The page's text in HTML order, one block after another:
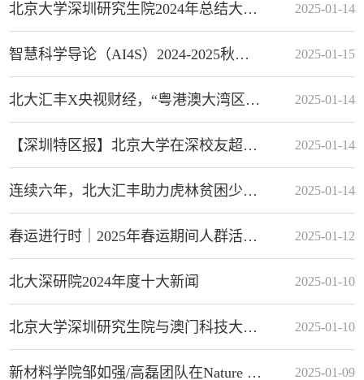
北京大学深圳研究生院2024年总结大会暨2025年教职工新春团拜会圆满举行 2025-01-14
智慧科学导论（AI4S）2024-2025秋季课程结题汇报暨颁奖典礼圆满落幕 2025-01-15
北大汇丰X央视财经，“粤港澳大湾区城市活力指数”发布！ 2025-01-14
【深圳特区报】北京大学在深校友超三万人 2025-01-14
连续六年，北大汇丰助力虎林贫困少年儿童成长成才！ 2025-01-14
春运进行时｜2025年春运期间人群活动强度与城乡融合分析 2025-01-12
北大深研院2024年度十大新闻 2025-01-10
北京大学深圳研究生院与澳门科技大学智慧校园专题讲座交流会顺利召开 2025-01-10
新材料学院邹如强/高磊团队在Nature Communications发文报道在全固态电池研究中取得的最新进展 2025-01-09